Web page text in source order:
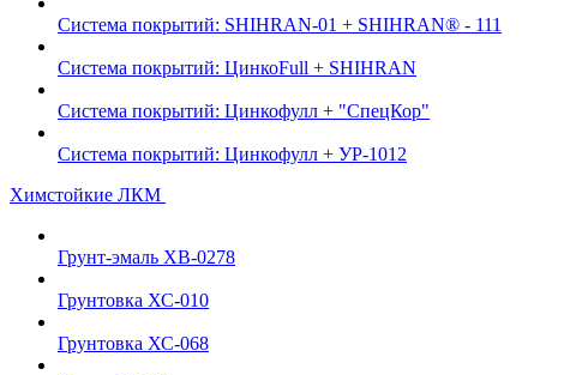
Система покрытий: SHIHRAN-01 + SHIHRAN® - 111
Система покрытий: ЦинкоFull + SHIHRAN
Система покрытий: Цинкофулл + "СпецКор"
Система покрытий: Цинкофулл + УР-1012
Химстойкие ЛКМ
Грунт-эмаль ХВ-0278
Грунтовка ХС-010
Грунтовка ХС-068